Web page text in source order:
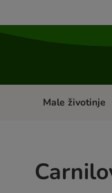
Pregled kategorija:
Male životinje